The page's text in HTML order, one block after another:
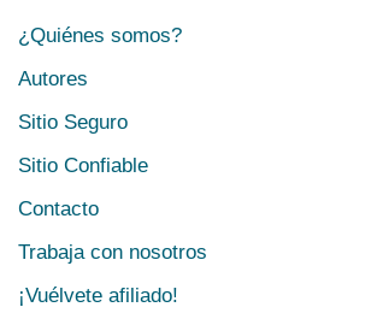
¿Quiénes somos?
Autores
Sitio Seguro
Sitio Confiable
Contacto
Trabaja con nosotros
¡Vuélvete afiliado!